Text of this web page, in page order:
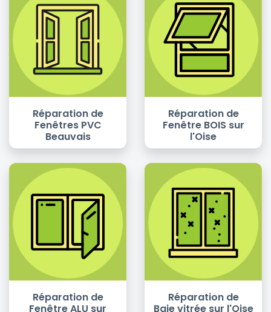
Réparation de
Fenêtres PVC
Beauvais
Réparation de
Fenêtre BOIS sur
l'Oise
Réparation de
Fenêtre ALU sur
Réparation de
Baie vitrée sur l'Oise